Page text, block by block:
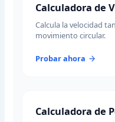
Calculadora de
Calcula la velocidad
movimiento circular.
Probar ahora
Calculadora de